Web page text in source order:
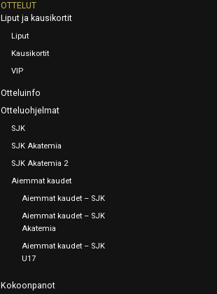
OTTELUT
Liput ja kausikortit
Liput
Kausikortit
VIP
Otteluinfo
Otteluohjelmat
SJK
SJK Akatemia
SJK Akatemia 2
Aiemmat kaudet
Aiemmat kaudet – SJK
Aiemmat kaudet – SJK
Akatemia
Aiemmat kaudet – SJK
U17
Kokoonpanot